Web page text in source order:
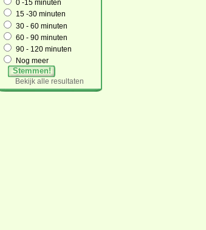
0 -15 minuten
15 -30 minuten
30 - 60 minuten
60 - 90 minuten
90 - 120 minuten
Nog meer
Stemmen!
Bekijk alle resultaten